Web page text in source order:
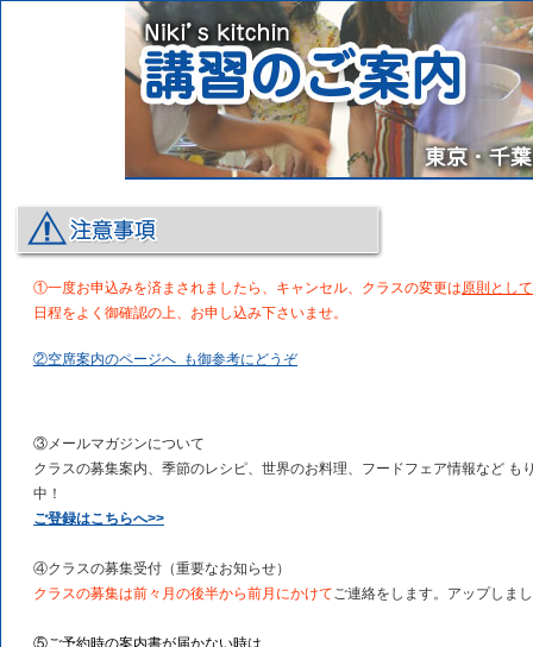
①一度お申込みを済まされましたら、キャンセル、クラスの変更は原則とし
日程をよく御確認の上、お申し込み下さいませ。
②空席案内のページへ も御参考にどうぞ
③メールマガジンについて
クラスの募集案内、季節のレシピ、世界のお料理、フードフェア情報など も
中！
ご登録はこちらへ>>
④クラスの募集受付（重要なお知らせ）
クラスの募集は前々月の後半から前月にかけてご連絡をします。アップしま
⑤ご予約時の案内書が届かない時は